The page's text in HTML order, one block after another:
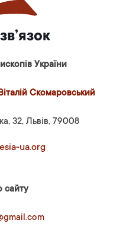
України
Скомаровський
32, Львів, 79008
ua.org
сайту